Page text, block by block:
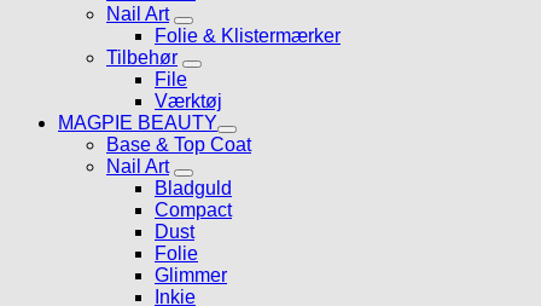
Nail Art
Folie & Klistermærker
Tilbehør
File
Værktøj
MAGPIE BEAUTY
Base & Top Coat
Nail Art
Bladguld
Compact
Dust
Folie
Glimmer
Inkie